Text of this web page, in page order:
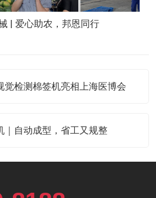
| 爱心助农，邦恩同行
觉检测棉签机亮相上海医博会
｜自动成型，省工又规整